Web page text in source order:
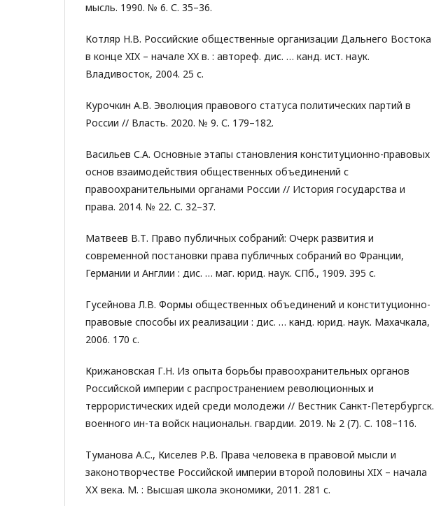
мысль. 1990. № 6. С. 35–36.
Котляр Н.В. Российские общественные организации Дальнего Востока
в конце XIX – начале XX в. : автореф. дис. … канд. ист. наук.
Владивосток, 2004. 25 с.
Курочкин А.В. Эволюция правового статуса политических партий в
России // Власть. 2020. № 9. С. 179–182.
Васильев С.А. Основные этапы становления конституционно-правовых
основ взаимодействия общественных объединений с
правоохранительными органами России // История государства и
права. 2014. № 22. С. 32–37.
Матвеев В.Т. Право публичных собраний: Очерк развития и
современной постановки права публичных собраний во Франции,
Германии и Англии : дис. … маг. юрид. наук. СПб., 1909. 395 с.
Гусейнова Л.В. Формы общественных объединений и конституционно-
правовые способы их реализации : дис. … канд. юрид. наук. Махачкала,
2006. 170 с.
Крижановская Г.Н. Из опыта борьбы правоохранительных органов
Российской империи с распространением революционных и
террористических идей среди молодежи // Вестник Санкт-Петербургск.
военного ин-та войск национальн. гвардии. 2019. № 2 (7). С. 108–116.
Туманова А.С., Киселев Р.В. Права человека в правовой мысли и
законотворчестве Российской империи второй половины XIX – начала
ХХ века. М. : Высшая школа экономики, 2011. 281 с.